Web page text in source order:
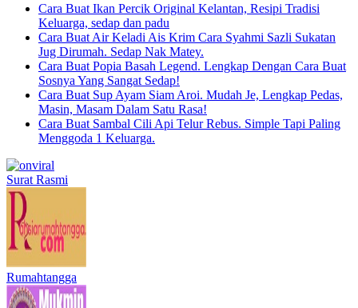
Cara Buat Ikan Percik Original Kelantan, Resipi Tradisi
Keluarga, sedap dan padu
Cara Buat Air Keladi Ais Krim Cara Syahmi Sazli Sukatan
Jug Dirumah. Sedap Nak Matey.
Cara Buat Popia Basah Legend. Lengkap Dengan Cara Buat
Sosnya Yang Sangat Sedap!
Cara Buat Sup Ayam Siam Aroi. Mudah Je, Lengkap Pedas,
Masin, Masam Dalam Satu Rasa!
Cara Buat Sambal Cili Api Telur Rebus. Simple Tapi Paling
Menggoda 1 Keluarga.
Surat Rasmi
Rumahtangga